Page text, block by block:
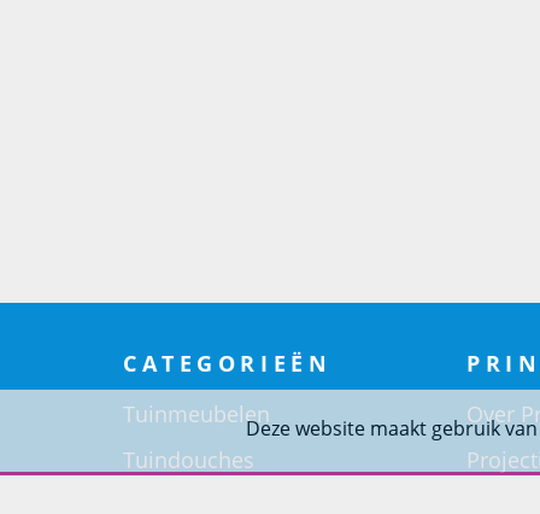
Deze website maakt gebruik
CATEGORIEËN
Tuinmeubelen
Tuindouches
Over